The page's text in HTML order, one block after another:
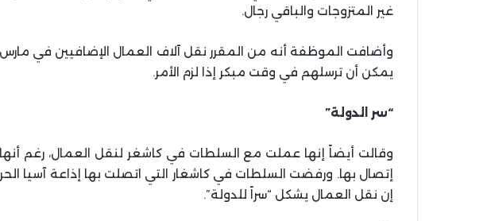
غير المتزوجات والباقي رجال.
يمكن أن ترسلهم في وقت مبكر إذا لزم الأمر.
“سر الدولة”
وقالت أيضاً إنها عملت مع السلطات في كاشغر لنقل العمال، رغم
إتصال بها. ورفضت السلطات في كاشغار التي اتصلت بها إذاعة آسيا
إن نقل العمال يشكل “سراً للدولة”.